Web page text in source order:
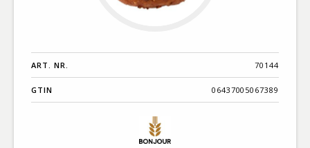
ART. NR. 70144
GTIN 06437005067389